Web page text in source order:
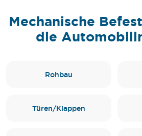
Mechanische
die
Rohbau
Türen/Klappen